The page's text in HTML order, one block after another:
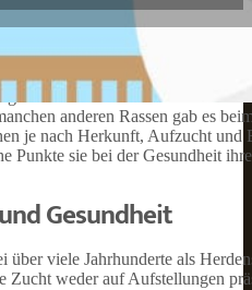
Rasse. Dadurch blieb
anderen Rassen gab es
je nach Herkunft, Aufzucht
Punkte sie bei der Gesundheit
Gesundheit
viele Jahrhunderte als
Zucht weder auf Aufstellungen